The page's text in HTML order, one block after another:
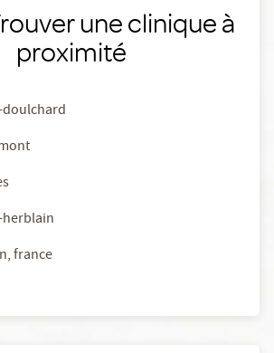
une clinique à
proximité
france